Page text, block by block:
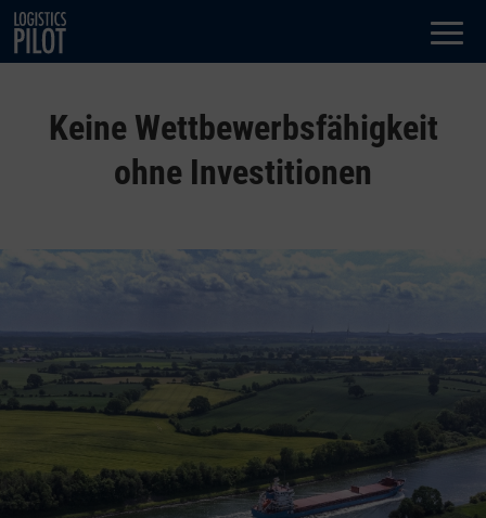
Dialog
window
Keine Wettbewerbsfähigkeit
ohne Investitionen